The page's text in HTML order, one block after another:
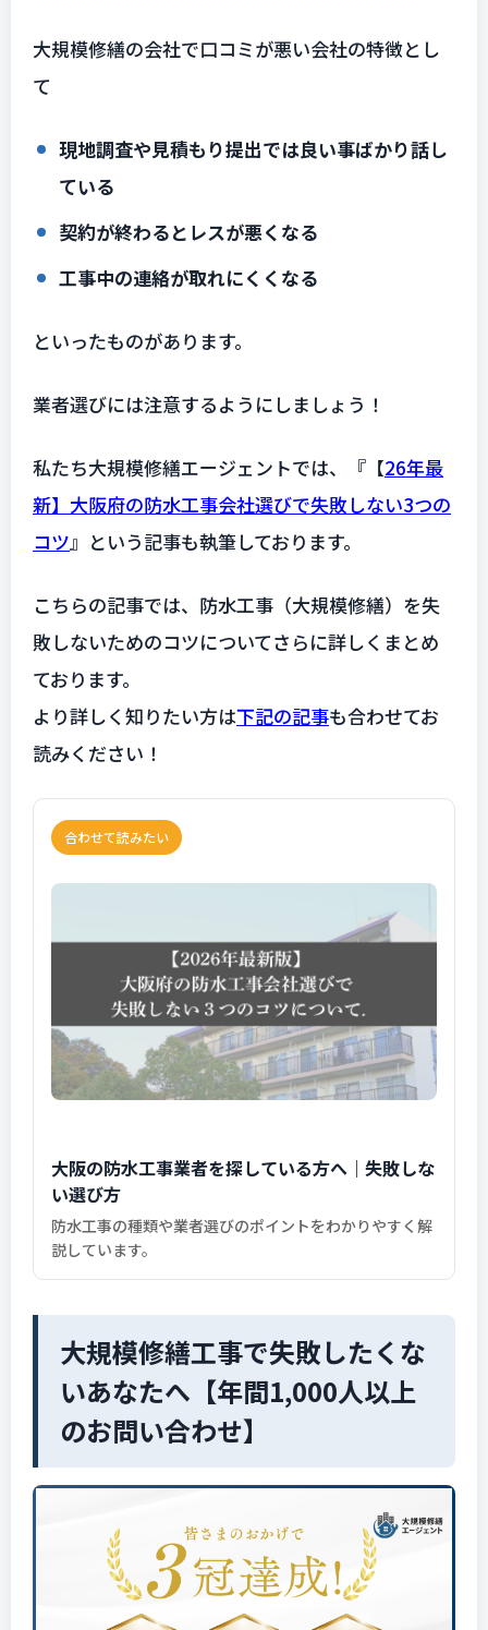
大規模修繕の会社で口コミが悪い会社の特徴とし
て
現地調査や見積もり提出では良い事ばかり話し
ている
契約が終わるとレスが悪くなる
工事中の連絡が取れにくくなる
といったものがあります。
業者選びには注意するようにしましょう！
私たち大規模修繕エージェントでは、『 【26年最
新】大阪府の防水工事会社選びで失敗しない3つの
コツ』という記事も執筆しております。
こちらの記事では、防水工事（大規模修繕）を失
敗しないためのコツについてさらに詳しくまとめ
ております。
より詳しく知りたい方は下記の記事も合わせてお
読みください！
合わせて読みたい
大阪の防水工事業者を探している方へ｜失敗しな
い選び方
防水工事の種類や業者選びのポイントをわかりやすく解
説しています。
大規模修繕工事で失敗したくな
いあなたへ【年間1,000人以上
のお問い合わせ】